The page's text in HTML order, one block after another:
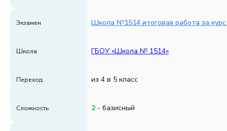
Экзамен Школа №1514 итоговая работа за
Школа ГБОУ «Школа № 1514»
Переход из 4 в 5 класс
Сложность 2 - базисный